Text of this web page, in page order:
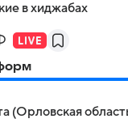
в хиджабах
(Орловская